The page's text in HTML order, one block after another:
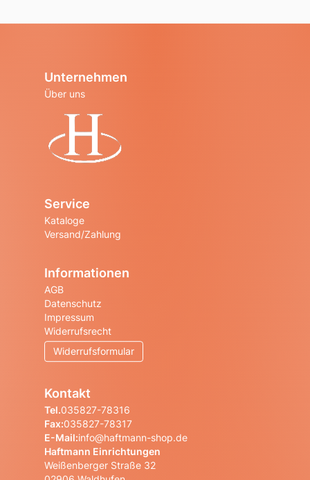
Unternehmen
Über uns
Service
Kataloge
Versand/Zahlung
Informationen
AGB
Datenschutz
Impressum
Widerrufsrecht
Widerrufsformular
Kontakt
Tel.035827-78316
Fax:035827-78317
E-Mail:info@haftmann-shop.de
Haftmann Einrichtungen
Weißenberger Straße 32